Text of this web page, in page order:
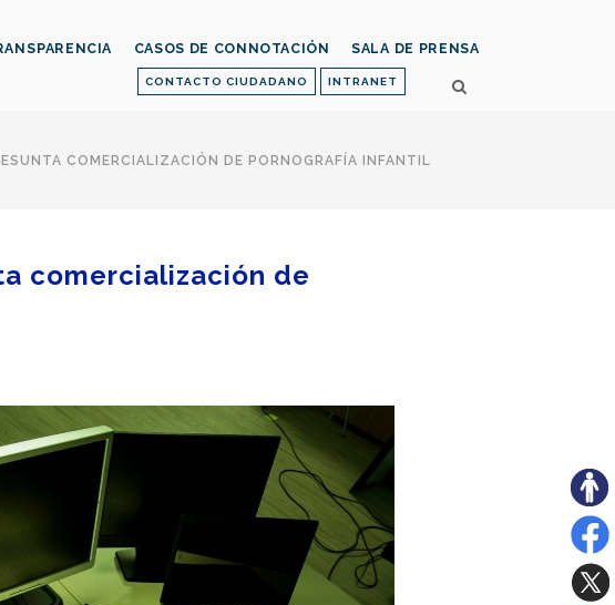
CONTACTO CIUDADANO INTRANET
CASOS DE CONNOTACIÓN SALA DE PRENSA
COMERCIALIZACIÓN DE PORNOGRAFÍA INFANTIL
comercialización de